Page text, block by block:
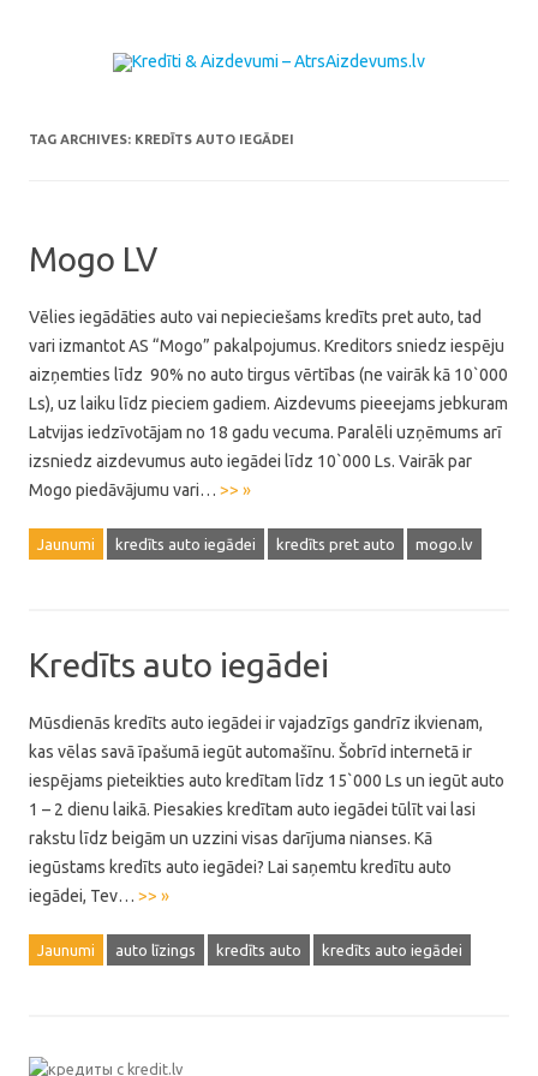
TAG ARCHIVES: KREDĪTS AUTO IEGĀDEI
Mogo LV
Vēlies iegādāties auto vai nepieciešams kredīts pret auto, tad
vari izmantot AS “Mogo” pakalpojumus. Kreditors sniedz iespēju
aizņemties līdz 90% no auto tirgus vērtības (ne vairāk kā 10`000
Ls), uz laiku līdz pieciem gadiem. Aizdevums pieeejams jebkuram
Latvijas iedzīvotājam no 18 gadu vecuma. Paralēli uzņēmums arī
izsniedz aizdevumus auto iegādei līdz 10`000 Ls. Vairāk par
Mogo piedāvājumu vari… >> »
Jaunumi kredīts auto iegādei kredīts pret auto mogo.lv
Kredīts auto iegādei
Mūsdienās kredīts auto iegādei ir vajadzīgs gandrīz ikvienam,
kas vēlas savā īpašumā iegūt automašīnu. Šobrīd internetā ir
iespējams pieteikties auto kredītam līdz 15`000 Ls un iegūt auto
1 – 2 dienu laikā. Piesakies kredītam auto iegādei tūlīt vai lasi
rakstu līdz beigām un uzzini visas darījuma nianses. Kā
iegūstams kredīts auto iegādei? Lai saņemtu kredītu auto
iegādei, Tev… >> »
Jaunumi auto līzings kredīts auto kredīts auto iegādei